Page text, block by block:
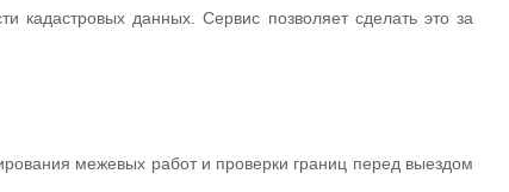
кадастровых данных. Сервис позволяет сделать это за
межевых работ и проверки границ перед выездом